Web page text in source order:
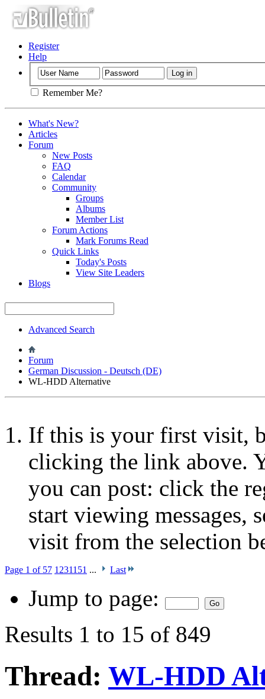
Register
Help
Remember Me?
What's New?
Articles
Forum
New Posts
FAQ
Calendar
Community
Groups
Albums
Member List
Forum Actions
Mark Forums Read
Quick Links
Today's Posts
View Site Leaders
Blogs
Advanced Search
Forum
German Discussion - Deutsch (DE)
WL-HDD Alternative
If this is your first visit,
clicking the link above.
you can post: click the
start viewing messages,
visit from the selection
Page 1 of 57 1 2311 51 ... Last
Jump to page:
Results 1 to 15 of 849
Thread: WL-HDD